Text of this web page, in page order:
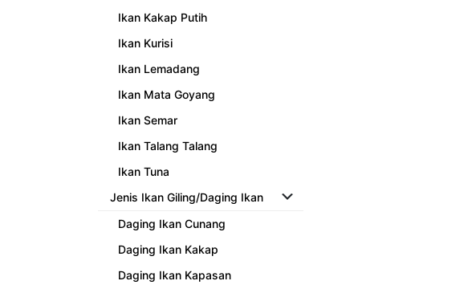
Ikan Kakap Putih
Ikan Kurisi
Ikan Lemadang
Ikan Mata Goyang
Ikan Semar
Ikan Talang Talang
Ikan Tuna
Jenis Ikan Giling/Daging Ikan
Daging Ikan Cunang
Daging Ikan Kakap
Daging Ikan Kapasan